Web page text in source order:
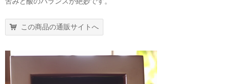
この商品の通販サイトへ